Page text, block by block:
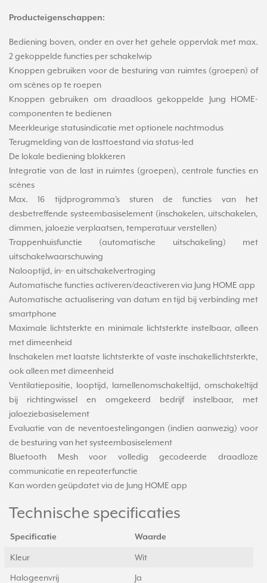
Producteigenschappen:
Bediening boven, onder en over het gehele oppervlak met max.
2 gekoppelde functies per schakelwip
Knoppen gebruiken voor de besturing van ruimtes (groepen) of
om scènes op te roepen
Knoppen gebruiken om draadloos gekoppelde Jung HOME-
componenten te bedienen
Meerkleurige statusindicatie met optionele nachtmodus
Terugmelding van de lasttoestand via status-led
De lokale bediening blokkeren
Integratie van de last in ruimtes (groepen), centrale functies en
scènes
Max. 16 tijdprogramma's sturen de functies van het
desbetreffende systeembasiselement (inschakelen, uitschakelen,
dimmen, jaloezie verplaatsen, temperatuur verstellen)
Trappenhuisfunctie (automatische uitschakeling) met
uitschakelwaarschuwing
Nalooptijd, in- en uitschakelvertraging
Automatische functies activeren/deactiveren via Jung HOME app
Automatische actualisering van datum en tijd bij verbinding met
smartphone
Maximale lichtsterkte en minimale lichtsterkte instelbaar, alleen
met dimeenheid
Inschakelen met laatste lichtsterkte of vaste inschakellichtsterkte,
ook alleen met dimeenheid
Ventilatiepositie, looptijd, lamellenomschakeltijd, omschakeltijd
bij richtingwissel en omgekeerd bedrijf instelbaar, met
jaloeziebasiselement
Evaluatie van de neventoestelingangen (indien aanwezig) voor
de besturing van het systeembasiselement
Bluetooth Mesh voor volledig gecodeerde draadloze
communicatie en repeaterfunctie
Kan worden geüpdatet via de Jung HOME app
Technische specificaties
Specificatie Waarde
Kleur Wit
Halogeenvrij Ja